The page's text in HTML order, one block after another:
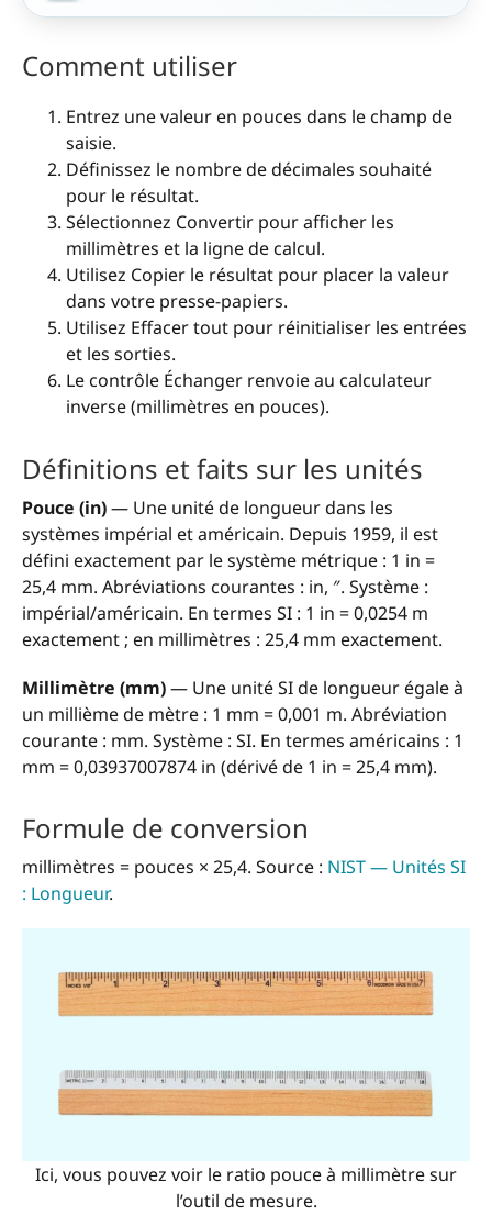
Comment utiliser
Entrez une valeur en pouces dans le champ de
saisie.
Définissez le nombre de décimales souhaité
pour le résultat.
Sélectionnez Convertir pour afficher les
millimètres et la ligne de calcul.
Utilisez Copier le résultat pour placer la valeur
dans votre presse-papiers.
Utilisez Effacer tout pour réinitialiser les entrées
et les sorties.
Le contrôle Échanger renvoie au calculateur
inverse (millimètres en pouces).
Définitions et faits sur les unités
Pouce (in)— Une unité de longueur dans les
systèmes impérial et américain. Depuis 1959, il est
défini exactement par le système métrique : 1 in =
25,4 mm. Abréviations courantes : in, ″. Système :
impérial/américain. En termes SI : 1 in = 0,0254 m
exactement ; en millimètres : 25,4 mm exactement.
Millimètre (mm)— Une unité SI de longueur égale à
un millième de mètre : 1 mm = 0,001 m. Abréviation
courante : mm. Système : SI. En termes américains : 1
mm = 0,03937007874 in (dérivé de 1 in = 25,4 mm).
Formule de conversion
millimètres = pouces × 25,4. Source : NIST — Unités SI
: Longueur.
Ici, vous pouvez voir le ratio pouce à millimètre sur
l’outil de mesure.